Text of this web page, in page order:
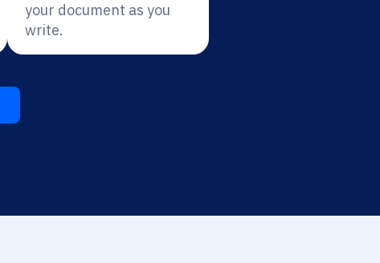
your document as you
write.